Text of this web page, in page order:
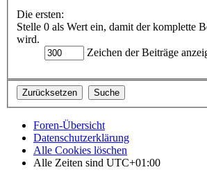
Die ersten:
Stelle 0 als Wert ein, damit der komplette
wird.
Zeichen der Beiträge
Foren-Übersicht
Datenschutzerklärung
Alle Cookies löschen
Alle Zeiten sind UTC+01:00